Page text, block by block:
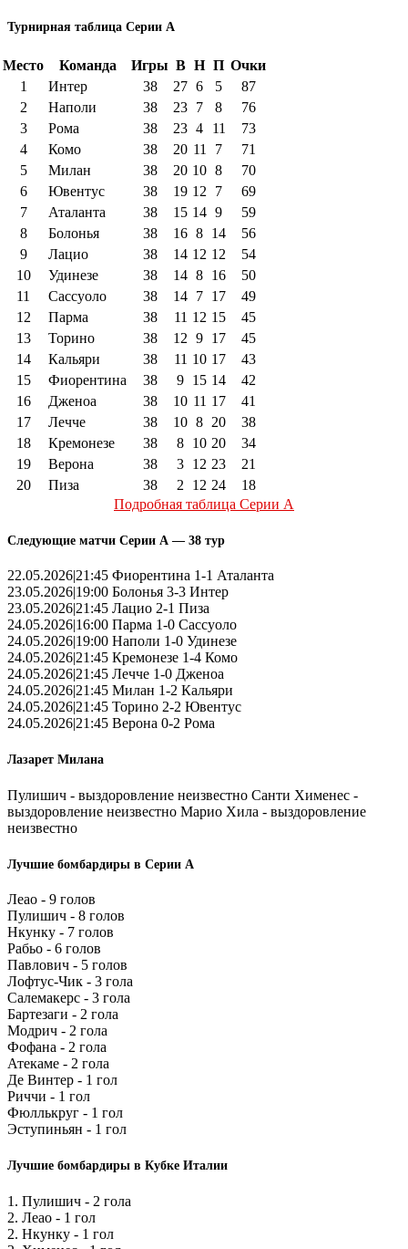
Турнирная таблица Серии А
Место Команда Игры В Н П Очки
1
Интер 38 27 6 5
87
2
Наполи 38 23 7 8
76
3
Рома 38 23 4 11
73
4
Комо 38 20 11 7
71
5
Милан 38 20 10 8
70
6
Ювентус 38 19 12 7
69
7
Аталанта 38 15 14 9
59
8
Болонья 38 16 8 14
56
9
Лацио 38 14 12 12
54
10
Удинезе 38 14 8 16
50
11
Сассуоло 38 14 7 17
49
12
Парма 38 11 12 15
45
13
Торино 38 12 9 17
45
14
Кальяри 38 11 10 17
43
15
Фиорентина 38 9 15 14
42
16
Дженоа 38 10 11 17
41
17
Лечче 38 10 8 20
38
18
Кремонезе 38 8 10 20
34
19
Верона 38 3 12 23
21
20
Пиза 38 2 12 24
18
Подробная таблица Серии А
Следующие матчи Серии А — 38 тур
22.05.2026|21:45 Фиорентина 1-1 Аталанта
23.05.2026|19:00 Болонья 3-3 Интер
23.05.2026|21:45 Лацио 2-1 Пиза
24.05.2026|16:00 Парма 1-0 Сассуоло
24.05.2026|19:00 Наполи 1-0 Удинезе
24.05.2026|21:45 Кремонезе 1-4 Комо
24.05.2026|21:45 Лечче 1-0 Дженоа
24.05.2026|21:45 Милан 1-2 Кальяри
24.05.2026|21:45 Торино 2-2 Ювентус
24.05.2026|21:45 Верона 0-2 Рома
Лазарет Милана
Пулишич - выздоровление неизвестно Санти Хименес -
выздоровление неизвестно Марио Хила - выздоровление
неизвестно
Лучшие бомбардиры в Серии А
Леао - 9 голов
Пулишич - 8 голов
Нкунку - 7 голов
Рабьо - 6 голов
Павлович - 5 голов
Лофтус-Чик - 3 гола
Салемакерс - 3 гола
Бартезаги - 2 гола
Модрич - 2 гола
Фофана - 2 гола
Атекаме - 2 гола
Де Винтер - 1 гол
Риччи - 1 гол
Фюллькруг - 1 гол
Эступиньян - 1 гол
Лучшие бомбардиры в Кубке Италии
1. Пулишич - 2 гола
2. Леао - 1 гол
2. Нкунку - 1 гол